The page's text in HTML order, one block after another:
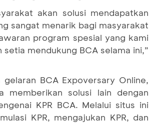
akan solusi mendapatkan
sangat menarik bagi masyarakat
program spesial yang kami
mendukung BCA selama ini,”
BCA Expoversary Online,
memberikan solusi lain dengan
KPR BCA. Melalui situs ini
KPR, mengajukan KPR, dan